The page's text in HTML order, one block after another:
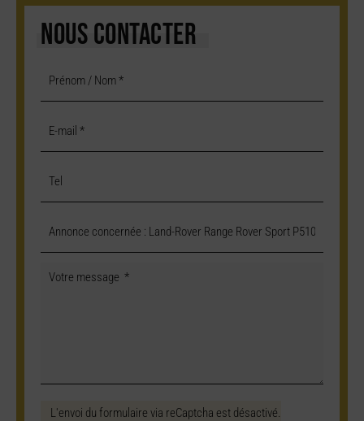
NOUS CONTACTER
L'envoi du formulaire via reCaptcha est désactivé.